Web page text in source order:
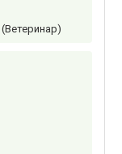
(Ветеринар)